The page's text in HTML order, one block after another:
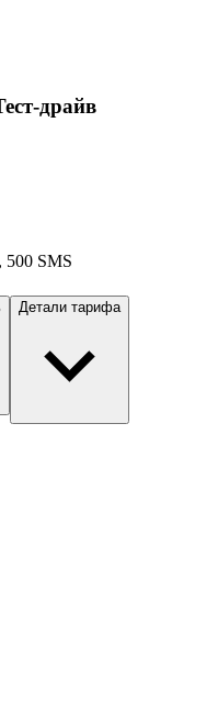
драйв
, 500 SMS
Детали тарифа